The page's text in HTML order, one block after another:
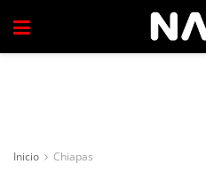
Inicio Chiapas